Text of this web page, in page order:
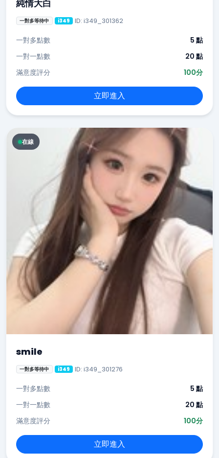
純情大白
一對多等待中 i349 ID: i349_301362
一對多點數
5 點
一對一點數
20 點
滿意度評分
100分
立即進入
在線
smile
一對多等待中 i349 ID: i349_301276
一對多點數
5 點
一對一點數
20 點
滿意度評分
100分
立即進入